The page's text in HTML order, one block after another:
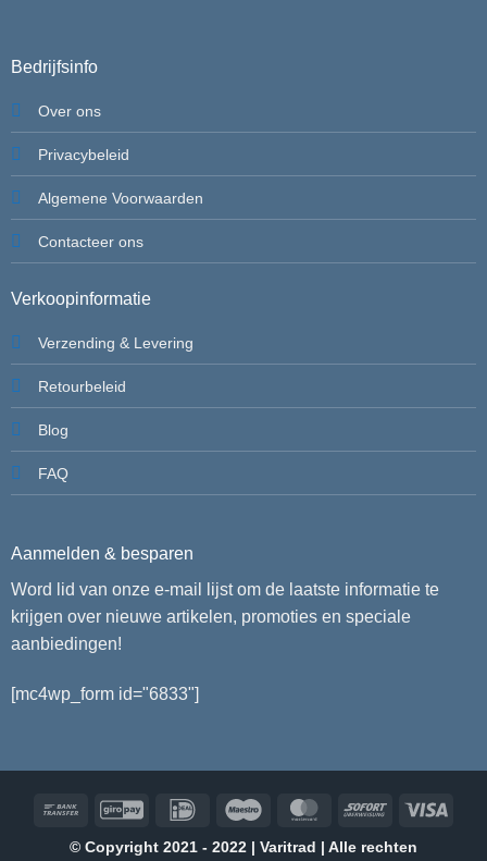
Bedrijfsinfo
Over ons
Privacybeleid
Algemene Voorwaarden
Contacteer ons
Verkoopinformatie
Verzending & Levering
Retourbeleid
Blog
FAQ
Aanmelden & besparen
Word lid van onze e-mail lijst om de laatste informatie te
krijgen over nieuwe artikelen, promoties en speciale
aanbiedingen!
[mc4wp_form id="6833"]
Bank
GiroPay IDeal Maestro MasterCardSofort
© Copyright 2021 - 2022 | Varitrad | Alle rechten